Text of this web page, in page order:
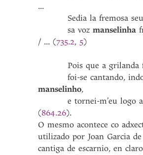
...
Sedia la fremosa seu
​​​​​​​ sa vozmanselinha
/ ... (735.2, 5)
Pois que a grilanda
foi-se cantando, indo-
manselinho,
e tornei-m’eu logo a
(864.26).
O mesmo acontece co
utilizado por Joan Garcia
cantiga de escarnio, en